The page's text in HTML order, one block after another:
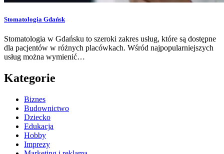
Stomatologia Gdańsk
Stomatologia w Gdańsku to szeroki zakres usług, które są dostępne
dla pacjentów w różnych placówkach. Wśród najpopularniejszych
usług można wymienić…
Kategorie
Biznes
Budownictwo
Dziecko
Edukacja
Hobby
Imprezy